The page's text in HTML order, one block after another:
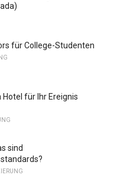
für College-Studenten
für Ihr Ereignis
sind